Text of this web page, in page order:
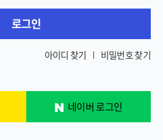
로그인
아이디 찾기 비밀번호 찾기
네이버 로그인